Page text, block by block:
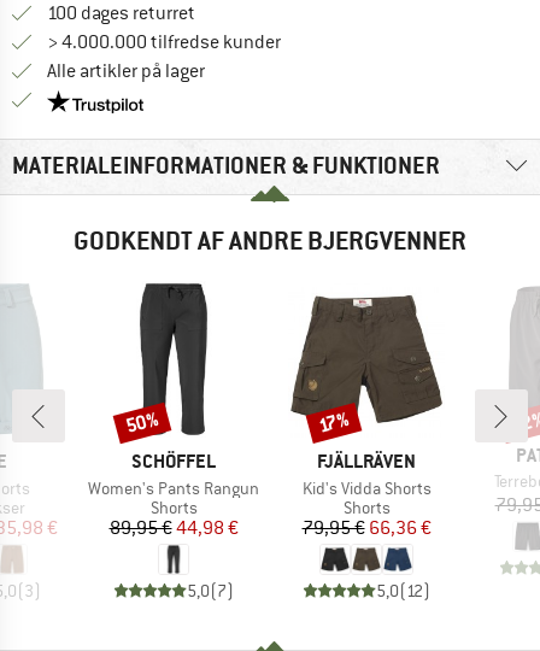
100 dages returret
> 4.000.000 tilfredse kunder
Alle artikler på lager
Vi er Trustpilot-certificeret - oplysningerne får du
MATERIALEINFORMATIONER & FUNKTIONER
GODKENDT AF ANDRE BJERGVENNER
pris
€
(3)
MÆRKE
SCHÖFFEL
Artikel
Women's Pants Rangun
Produktgruppe
Shorts
Pris
89,95 €Nedsat pris
44,98 €
5,0(7)
Rabat
50%
MÆRKE
FJÄLLRÄVEN
Artikel
Kid's Vidda Shorts
Produktgruppe
Shorts
Pris
79,95 €Nedsat pris
66,36 €
5,0(12)
Rabat
17%
Artikel